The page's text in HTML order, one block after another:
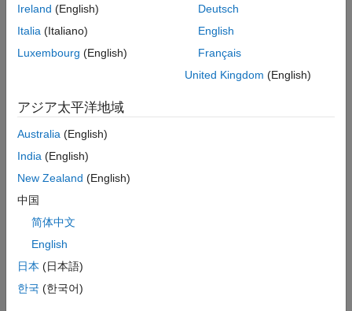
この設定が既定の設定です。
プロパティ: TargetBitPerLong
バージョン履歴
参考
Ireland (English)
Italia (Italiano)
Luxembourg (English)
Deutsch
English
Français
United Kingdom (English)
アジア太平洋地域
Australia (English)
India (English)
New Zealand (English)
中国
简体中文
English
日本 (日本語)
한국 (한국어)